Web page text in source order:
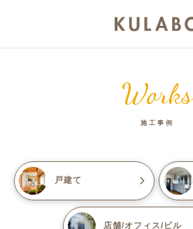
Works
施工事例
戸建て
店舗/オフィス/ビル